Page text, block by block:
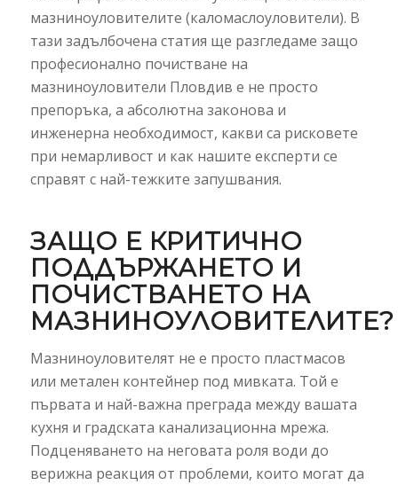
мазниноуловителите (каломаслоуловители). В
тази задълбочена статия ще разгледаме защо
професионално почистване на
мазниноуловители Пловдив е не просто
препоръка, а абсолютна законова и
инженерна необходимост, какви са рисковете
при немарливост и как нашите експерти се
справят с най-тежките запушвания.
ЗАЩО Е КРИТИЧНО
ПОДДЪРЖАНЕТО И
ПОЧИСТВАНЕТО НА
МАЗНИНОУЛОВИТЕЛИТЕ?
Мазниноуловителят не е просто пластмасов
или метален контейнер под мивката. Той е
първата и най-важна преграда между вашата
кухня и градската канализационна мрежа.
Подценяването на неговата роля води до
верижна реакция от проблеми, които могат да